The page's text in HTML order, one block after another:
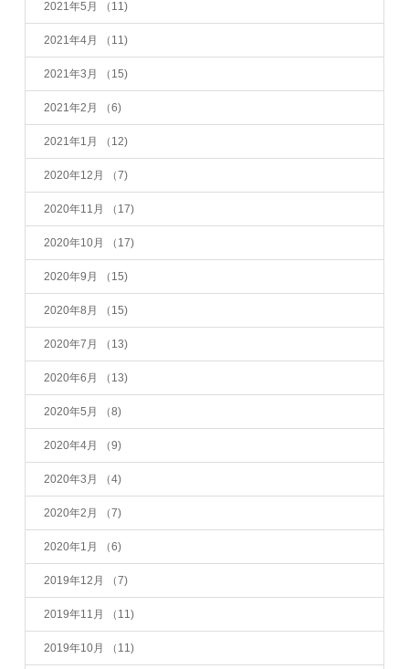
2021年5月 （11)
2021年4月 （11)
2021年3月 （15)
2021年2月 （6)
2021年1月 （12)
2020年12月 （7)
2020年11月 （17)
2020年10月 （17)
2020年9月 （15)
2020年8月 （15)
2020年7月 （13)
2020年6月 （13)
2020年5月 （8)
2020年4月 （9)
2020年3月 （4)
2020年2月 （7)
2020年1月 （6)
2019年12月 （7)
2019年11月 （11)
2019年10月 （11)